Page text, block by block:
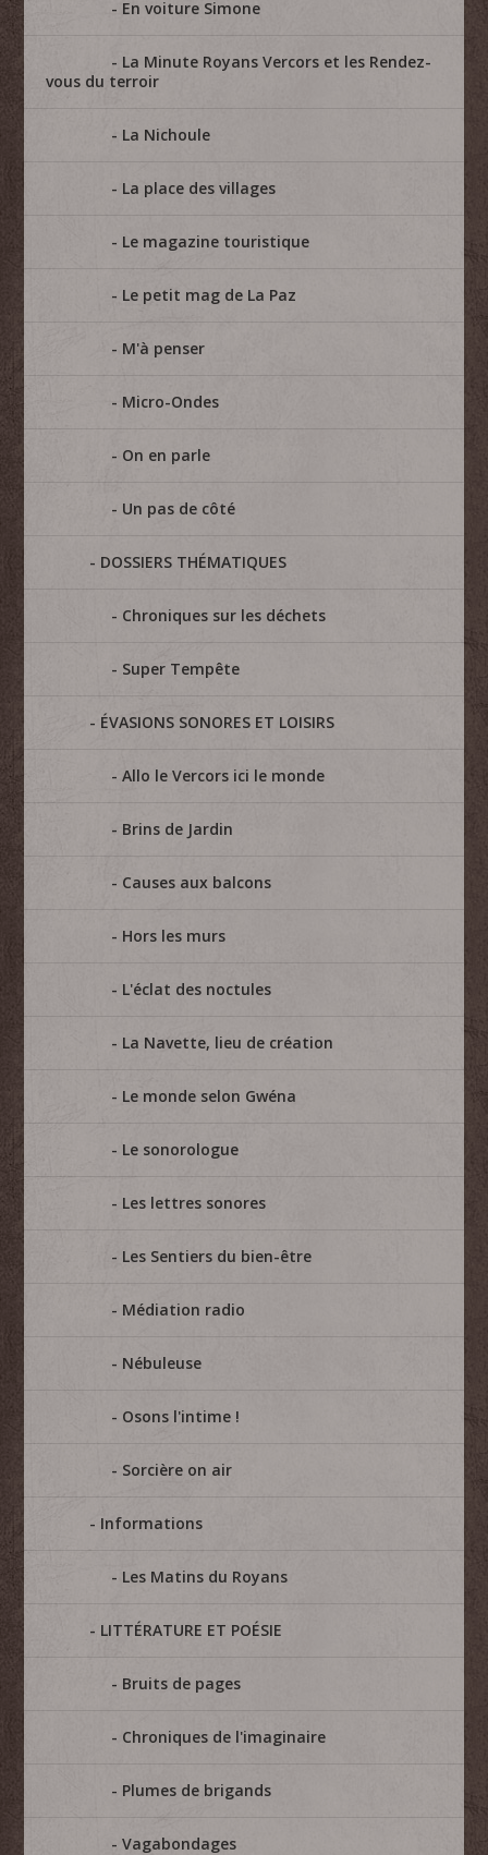
En voiture Simone
La Minute Royans Vercors et les Rendez-
vous du terroir
La Nichoule
La place des villages
Le magazine touristique
Le petit mag de La Paz
M'à penser
Micro-Ondes
On en parle
Un pas de côté
DOSSIERS THÉMATIQUES
Chroniques sur les déchets
Super Tempête
ÉVASIONS SONORES ET LOISIRS
Allo le Vercors ici le monde
Brins de Jardin
Causes aux balcons
Hors les murs
L'éclat des noctules
La Navette, lieu de création
Le monde selon Gwéna
Le sonorologue
Les lettres sonores
Les Sentiers du bien-être
Médiation radio
Nébuleuse
Osons l'intime !
Sorcière on air
Informations
Les Matins du Royans
LITTÉRATURE ET POÉSIE
Bruits de pages
Chroniques de l'imaginaire
Plumes de brigands
Vagabondages